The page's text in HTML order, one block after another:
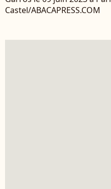
Castel/ABACAPRESS.COM